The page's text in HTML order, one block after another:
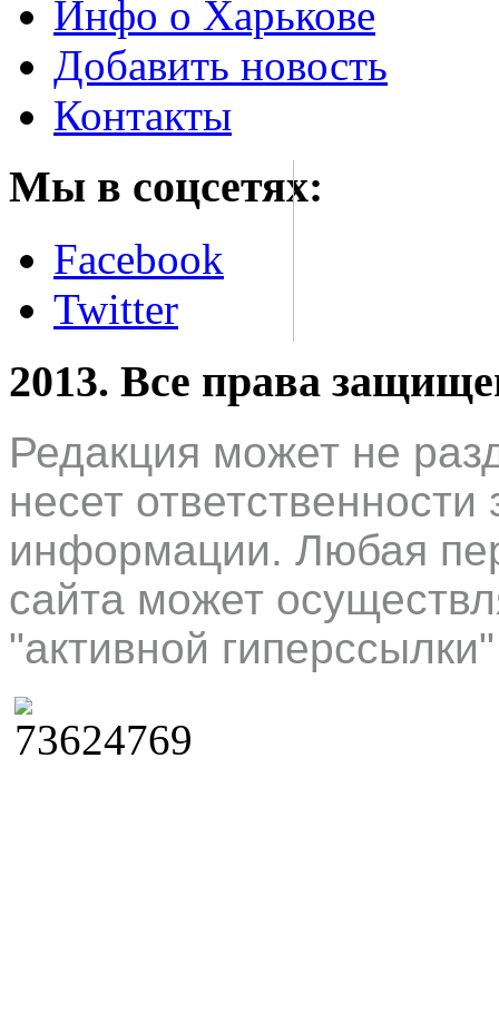
Инфо о Харькове
Добавить новость
Контакты
Мы в соцсетях:
Facebook
Twitter
2013. Все права
Редакция может не
несет
информации. Любая
сайта может
"активной